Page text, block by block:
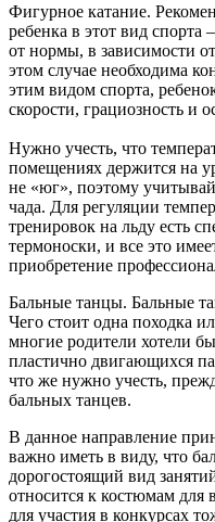
Фигурное катание.
ребенка в этот вид
от нормы, в зависимости
этом случае необходима
этим видом спорта,
скорости, грациозность и
Нужно учесть, что
помещениях держится на
не «юг», поэтому
чада. Для регуляции
тренировок на льду есть
термоноски, и все это
приобретение
Бальные танцы. Бальные
Чего стоит одна походка
многие родители хотели
пластично двигающихся
что же нужно учесть,
бальных танцев.
В данное направление
важно иметь в виду, что
дорогостоящий вид
относится к костюмам для
для участия в конкурсах